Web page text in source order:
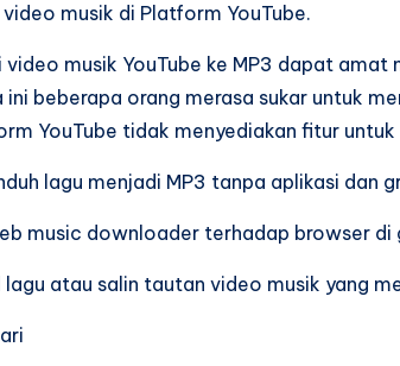
musik di Platform YouTube.
video musik YouTube ke MP3 dapat
ini beberapa orang merasa sukar untuk
YouTube tidak menyediakan fitur
lagu menjadi MP3 tanpa aplikasi dan
music downloader terhadap browser di
lagu atau salin tautan video musik yang